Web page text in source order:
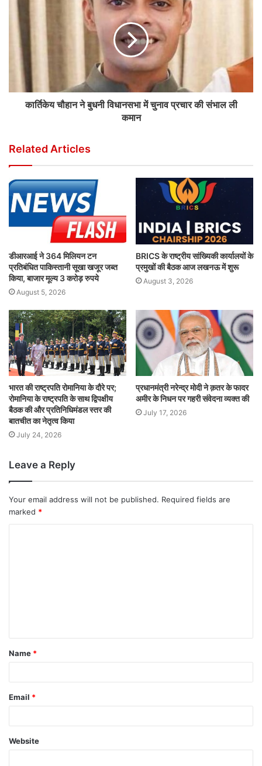
कार्तिकेय चौहान ने बुधनी विधानसभा में चुनाव प्रचार की संभाल ली
कमान
Related Articles
डीआरआई ने 364 मिलियन टन
प्रतिबंधित पाकिस्तानी सूखा खजूर जब्त
किया, बाजार मूल्य 3 करोड़ रुपये
August 5, 2026
BRICS के राष्ट्रीय सांख्यिकी कार्यालयों के
प्रमुखों की बैठक आज लखनऊ में शुरू
August 3, 2026
भारत की राष्ट्रपति रोमानिया के दौरे पर;
रोमानिया के राष्ट्रपति के साथ द्विपक्षीय
बैठक की और प्रतिनिधिमंडल स्‍तर की
बातचीत का नेतृत्व किया
July 24, 2026
प्रधानमंत्री नरेन्द्र मोदी ने क़तर के फादर
अमीर के निधन पर गहरी संवेदना व्यक्त की
July 17, 2026
Leave a Reply
Your email address will not be published. Required fields are
marked *
Name *
Email *
Website